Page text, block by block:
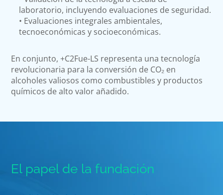
laboratorio, incluyendo evaluaciones de seguridad.
• Evaluaciones integrales ambientales,
tecnoeconómicas y socioeconómicas.
En conjunto, +C2Fue-LS representa una tecnología
revolucionaria para la conversión de CO₂ en
alcoholes valiosos como combustibles y productos
químicos de alto valor añadido.
El papel de la fundación